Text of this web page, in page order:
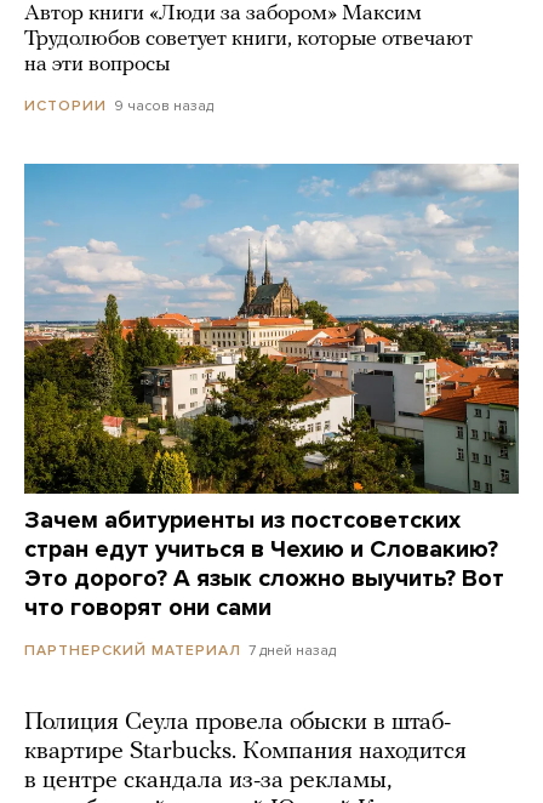
Автор книги «Люди за забором» Максим
Трудолюбов советует книги, которые отвечают
на эти вопросы
ИСТОРИИ 9 часов назад
Зачем абитуриенты из постсоветских
стран едут учиться в Чехию и Словакию?
Это дорого? А язык сложно выучить? Вот
что говорят они сами
ПАРТНЕРСКИЙ МАТЕРИАЛ 7 дней назад
Полиция Сеула провела обыски в штаб-
квартире Starbucks. Компания находится
в центре скандала из-за рекламы,